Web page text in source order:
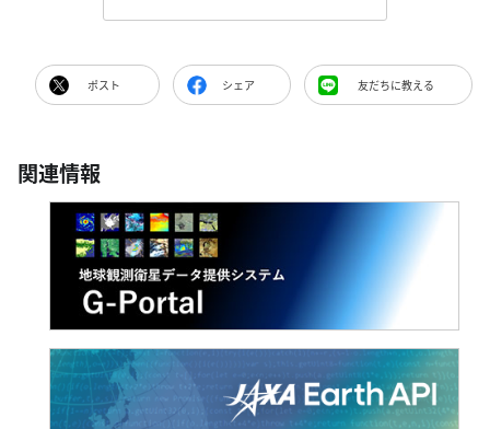
ポスト シェア 友だちに教える
関連情報